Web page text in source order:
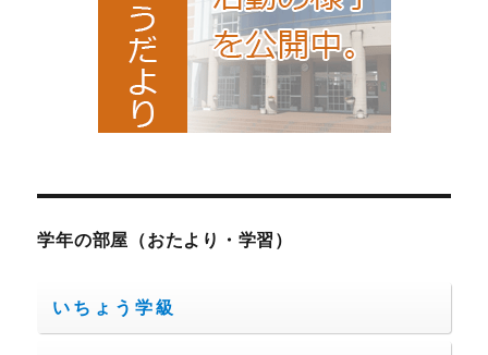
学年の部屋（おたより・学習）
いちょう学級